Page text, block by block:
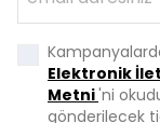
Elektronik
Metni'ni
gönderilecek